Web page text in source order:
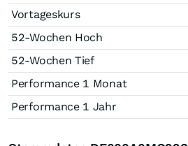
Vortageskurs
52-Wochen Hoch
52-Wochen Tief
Performance 1 Monat
Performance 1 Jahr